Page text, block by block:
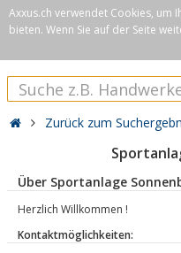
Axxus.ch verwendet Cookies, um
bieten. Wenn Sie auf der Seite
Zurück zum
Über Sportanlage
Herzlich Willkommen !
Kontaktmöglichkeiten: